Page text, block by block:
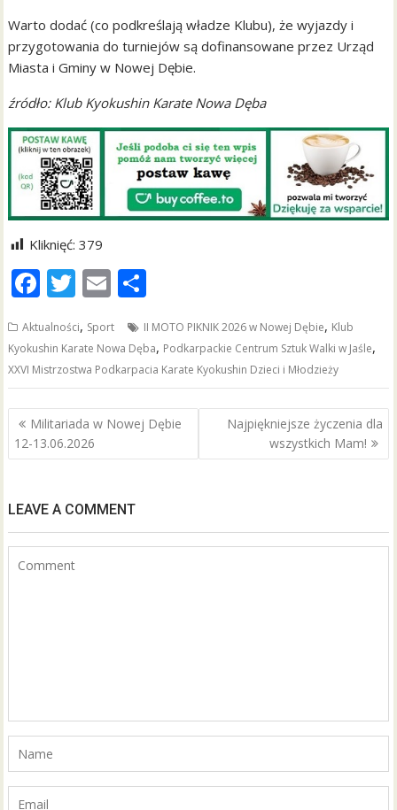
Warto dodać (co podkreślają władze Klubu), że wyjazdy i
przygotowania do turniejów są dofinansowane przez Urząd
Miasta i Gminy w Nowej Dębie.
źródło: Klub Kyokushin Karate Nowa Dęba
Kliknięć: 379
F
e
b
o
o
k
T
itt
er
E
ai
l
ar
e
Aktualności, Sport II MOTO PIKNIK 2026 w Nowej Dębie, Klub
Kyokushin Karate Nowa Dęba, Podkarpackie Centrum Sztuk Walki w Jaśle,
XXVI Mistrzostwa Podkarpacia Karate Kyokushin Dzieci i Młodzieży
Nawigacja
wpisu
Militariada w Nowej Dębie
12-13.06.2026
Najpiękniejsze życzenia dla
wszystkich Mam!
LEAVE A COMMENT